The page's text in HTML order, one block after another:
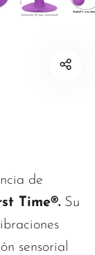
de
Time®. Su
sensorial